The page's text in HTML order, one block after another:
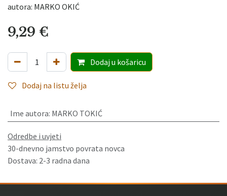
autora: MARKO OKIĆ
9,29 €
Dodaju košaricu
Dodaj na listu želja
Ime autora: MARKO TOKIĆ
Odredbe i uvjeti
30-dnevno jamstvo povrata novca
Dostava: 2-3 radna dana